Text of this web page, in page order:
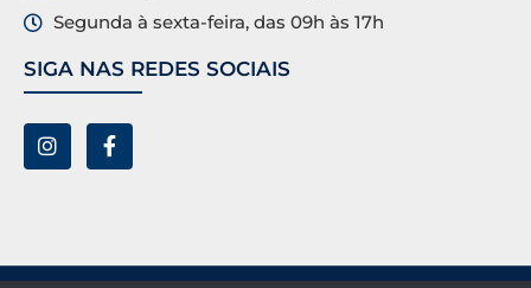
Segunda à sexta-feira, das 09h às 17h
SIGA NAS REDES SOCIAIS